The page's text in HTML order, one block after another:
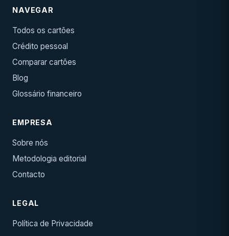
NAVEGAR
Todos os cartões
Crédito pessoal
Comparar cartões
Blog
Glossário financeiro
EMPRESA
Sobre nós
Metodologia editorial
Contacto
LEGAL
Política de Privacidade